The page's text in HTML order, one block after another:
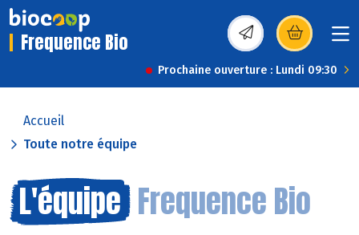
Frequence Bio (s’ouvre dans une
Prochaine ouverture : Lundi 09:30
Accueil
Toute notre équipe
L'équipe Frequence Bio